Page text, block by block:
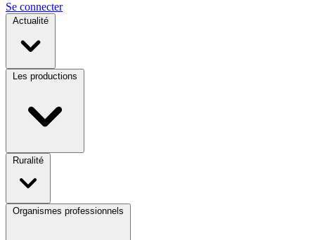
Se connecter
Actualité
Les productions
Ruralité
Organismes professionnels